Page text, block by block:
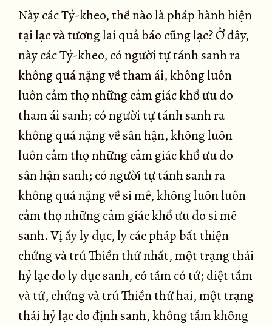
Này các Tỷ-kheo, thế nào là pháp hành hiện
tại lạc và tương lai quả báo cũng lạc? Ở đây,
này các Tỷ-kheo, có người tự tánh sanh ra
không quá nặng về tham ái, không luôn
luôn cảm thọ những cảm giác khổ ưu do
tham ái sanh; có người tự tánh sanh ra
không quá nặng về sân hận, không luôn
luôn cảm thọ những cảm giác khổ ưu do
sân hận sanh; có người tự tánh sanh ra
không quá nặng về si mê, không luôn luôn
cảm thọ những cảm giác khổ ưu do si mê
sanh. Vị ấy ly dục, ly các pháp bất thiện
chứng và trú Thiền thứ nhất, một trạng thái
hỷ lạc do ly dục sanh, có tầm có tứ; diệt tầm
và tứ, chứng và trú Thiền thứ hai, một trạng
thái hỷ lạc do định sanh, không tầm không